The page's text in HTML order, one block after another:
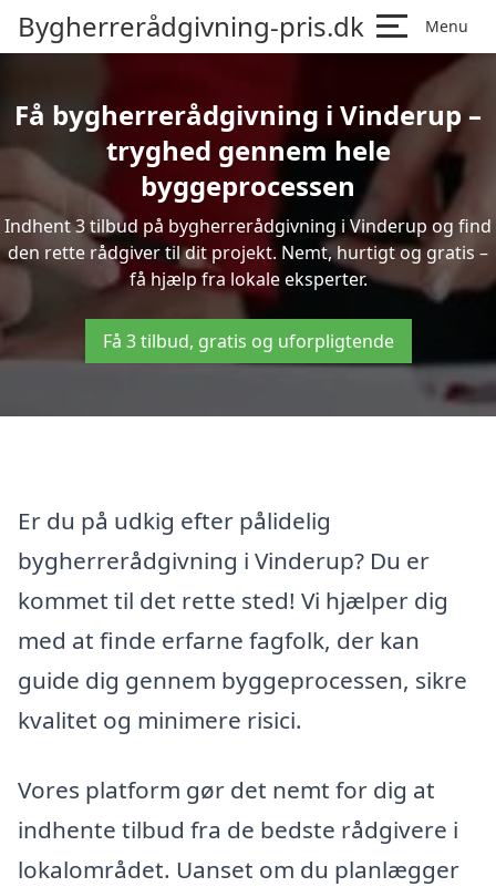
Bygherrerådgivning-pris.dk Menu
Få bygherrerådgivning i Vinderup –
tryghed gennem hele
byggeprocessen
Indhent 3 tilbud på bygherrerådgivning i Vinderup og find
den rette rådgiver til dit projekt. Nemt, hurtigt og gratis –
få hjælp fra lokale eksperter.
Få 3 tilbud, gratis og uforpligtende
Er du på udkig efter pålidelig
bygherrerådgivning i Vinderup? Du er
kommet til det rette sted! Vi hjælper dig
med at finde erfarne fagfolk, der kan
guide dig gennem byggeprocessen, sikre
kvalitet og minimere risici.
Vores platform gør det nemt for dig at
indhente tilbud fra de bedste rådgivere i
lokalområdet. Uanset om du planlægger